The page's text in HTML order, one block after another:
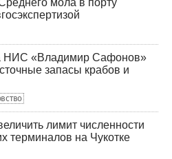
мола в порту
НИС «Владимир Сафонов»
запасы крабов и
лимит численности
терминалов на Чукотке